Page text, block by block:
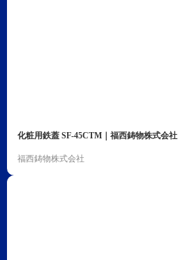
化粧用鉄蓋 SF-45CTM｜福西鋳物株式会社
福西鋳物株式会社